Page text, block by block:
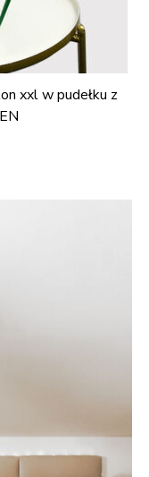
xxl w pudełku z